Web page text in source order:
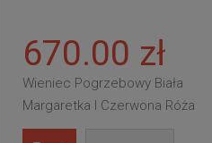
670.00 zł
Wieniec Pogrzebowy Biała
Margaretka I Czerwona Róża